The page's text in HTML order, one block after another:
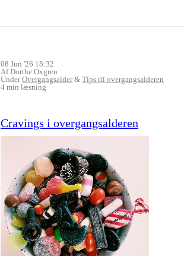
08 Jun '26 18:32
Af Dorthe Oxgren
UnderOvergangsalder& Tips til overgangsalderen
4 min læsning
Cravings i overgangsalderen